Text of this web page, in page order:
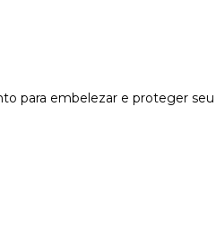
para embelezar e proteger seu